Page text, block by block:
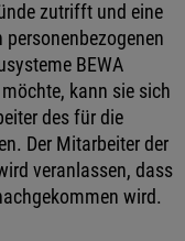
zutrifft und eine
BEWA
kann sie sich
des für die
Der Mitarbeiter der
veranlassen, dass
wird.